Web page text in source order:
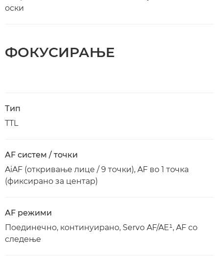
оски
ФОКУСИРАЊЕ
Тип
TTL
AF систем / точки
AiAF (откривање лице / 9 точки), AF во 1 точка
(фиксирано за центар)
AF режими
Поединечно, континуирано, Servo AF/AE¹, AF со
следење